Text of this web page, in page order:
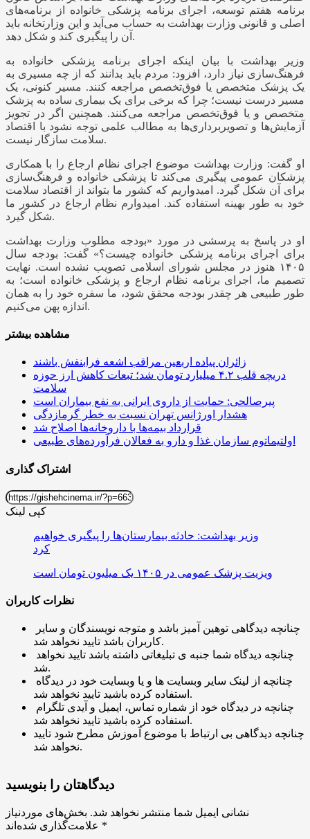
برنامه هفتم توسعه، اجرای برنامه پزشکی خانواده از برنامه‌های
اصلی و قانونی وزارت بهداشت به حساب می‌آید و این وزارتخانه باید
آن را پیگیری کند و شکل دهد.
وزیر بهداشت با بیان اینکه اجرای برنامه پزشکی خانواده به
فرهنگ‌سازی نیاز دارد، افزود: مردم باید بدانند که از چه مسیری به
یک پزشک متخصص یا فوق‌تخصص مراجعه کنند. مسیر کنونی، یک
مسیر درست نیست؛ چرا که برخی برای یک بیماری ساده به پزشک
متخصص و یا فوق‌تخصص مراجعه می‌کنند. همچنین اگر در تجویز
آزمایش‌ها و تصویربرداری‌ها به مطالب علمی توجه نشود با اقتصاد
سلامت سازگار نیست.
او گفت: وزارت بهداشت موضوع اجرای نظام ارجاع را با همکاری
پزشکان عمومی پیگیری می‌کند تا پزشکی خانواده و فرهنگ‌سازی
برای آن شکل گیرد. امیدواریم که کشور ما بتواند از اقتصاد سلامت
خود به طور بهینه استفاده کند. امیدوارم نظام ارجاع در کشور ما
شکل گیرد.
او در پاسخ به پرسشی در مورد «بودجه مطلوب وزارت بهداشت
برای اجرای برنامه پزشکی خانواده چیست؟» گفت: بودجه سال
۱۴۰۵ هنوز در مجلس شورای اسلامی تصویب نشده است. نهایت
تصمیم ما، اجرای برنامه نظام ارجاع و پزشکی خانواده است؛ به
طور طبیعی هر چقدر بودجه محقق شود، ما سفره خود را به همان
اندازه پهن می‌کنیم.
مشاهده بیشتر
زائران پیاده اربعین مراقب اشعه فرابنفش باشند
دریچه قلب ۴.۲ میلیارد تومان شد؛ تبعات کاهش ارز حوزه
سلامت
پیرصالحی: حمایت از داروی ایرانی به نفع بیماران است
هشدار اورژانس تهران نسبت به خطر گرمازدگی
قرارداد بیمه‌ها با داروخانه‌ها اصلاح شد
اولتیماتوم سازمان غذا و دارو به فعالان فرآورده‌های طبیعی
اشتراک گذاری
کپی لینک
وزیر بهداشت: حادثه بیمارستان‌ها را پیگیری‌ خواهیم
کرد
ویزیت پزشک عمومی در ۱۴۰۵ یک میلیون تومان است
نظرات کاربران
کاربران باشد تایید نخواهد شد.
شد.
استفاده کرده باشید تایید نخواهد شد.
استفاده کرده باشید تایید نخواهد شد.
چنانچه دیدگاهی بی ارتباط با موضوع آموزش مطرح شود تایید
نخواهد شد.
دیدگاهتان را بنویسید
نشانی ایمیل شما منتشر نخواهد شد. بخش‌های موردنیاز
*